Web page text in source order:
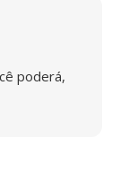
poderá,